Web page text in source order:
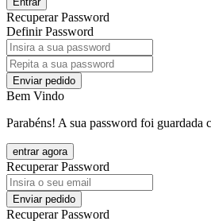
Recuperar Password
Definir Password
Enviar pedido
Bem Vindo
Parabéns! A sua password foi guardada
entrar agora
Recuperar Password
Enviar pedido
Recuperar Password